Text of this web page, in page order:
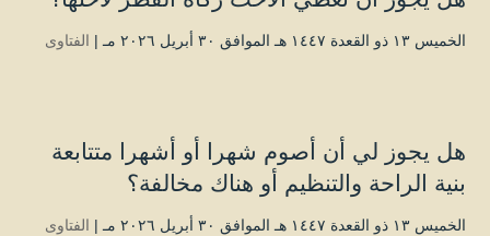
الخميس ۱۳ ذو القعدة ۱٤٤۷ هـ الموافق ۳۰ أبريل ۲۰۲٦ مـ | الفتاوى
هل يجوز لي أن أصوم شهرا أو أشهرا متتابعة
بنية الراحة والتنظيم أو هناك مخالفة؟
الخميس ۱۳ ذو القعدة ۱٤٤۷ هـ الموافق ۳۰ أبريل ۲۰۲٦ مـ | الفتاوى